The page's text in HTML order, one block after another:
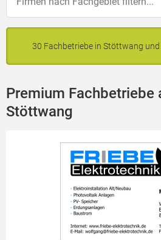
30 Fachbetriebe in Stöttwang
Premium Fachbetriebe
Stöttwang